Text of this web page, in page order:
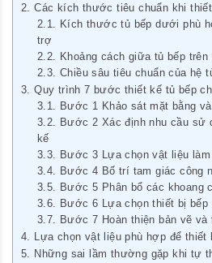
Các kích thước tiêu chuẩn khi
Kích thước tủ bếp dưới phù
trợ
Khoảng cách giữa tủ bếp
Chiều sâu tiêu chuẩn của hệ
Quy trình 7 bước thiết kế tủ bếp
Bước 1 Khảo sát mặt bằng
Bước 2 Xác định nhu cầu sử
kế
Bước 3 Lựa chọn vật liệu làm
Bước 4 Bố trí tam giác công
Bước 5 Phân bổ các khoang
Bước 6 Lựa chọn thiết bị bếp
Bước 7 Hoàn thiện bản vẽ và
Lựa chọn vật liệu phù hợp để thiết
Những sai lầm thường gặp khi tự